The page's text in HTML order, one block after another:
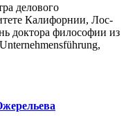
делового
Калифорнии, Лос-
доктора философии из